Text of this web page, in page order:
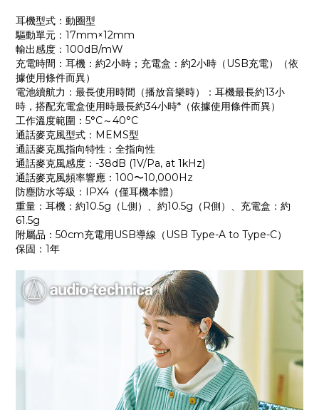
耳機型式：動圈型
驅動單元：17mm×12mm
輸出感度：100dB/mW
充電時間：耳機：約2小時；充電盒：約2小時（USB充電）（依
據使用條件而異）
電池續航力：最長使用時間（播放音樂時）：耳機最長約13小
時，搭配充電盒使用時最長約34小時*（依據使用條件而異）
工作溫度範圍：5°C～40°C
通話麥克風型式：MEMS型
通話麥克風指向特性：全指向性
通話麥克風感度：-38dB (1V/Pa, at 1kHz)
通話麥克風頻率響應：100〜10,000Hz
防塵防水等級：IPX4（僅耳機本體）
重量：耳機：約10.5g（L側）、約10.5g（R側）、充電盒：約
61.5g
附屬品：50cm充電用USB導線（USB Type-A to Type-C）
保固：1年